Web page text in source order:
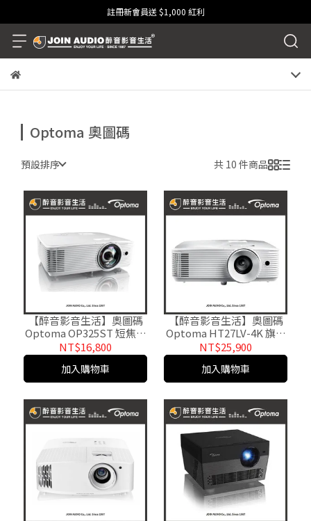
註冊新會員送 $1,000 紅利
Optoma 奧圖碼
預設排序 共 10 件商品
【醉音影音生活】奧圖碼
Optoma OP325ST 短焦投
影機.公司貨
NT$16,800
加入購物車
【醉音影音生活】奧圖碼
Optoma HT27LV-4K 旗艦
家庭娛樂投影
機.4K/HDR10/Full3D.公司
貨
NT$25,900
加入購物車